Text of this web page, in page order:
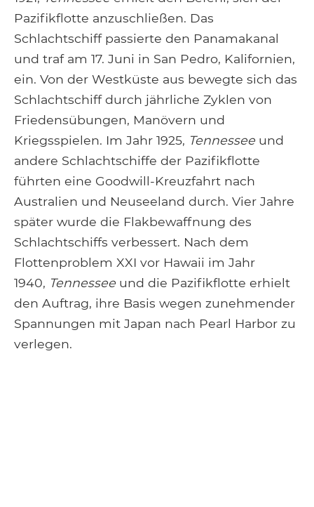
Pazifikflotte anzuschließen. Das
Schlachtschiff passierte den Panamakanal
und traf am 17. Juni in San Pedro, Kalifornien,
ein. Von der Westküste aus bewegte sich das
Schlachtschiff durch jährliche Zyklen von
Friedensübungen, Manövern und
Kriegsspielen. Im Jahr 1925, Tennessee und
andere Schlachtschiffe der Pazifikflotte
führten eine Goodwill-Kreuzfahrt nach
Australien und Neuseeland durch. Vier Jahre
später wurde die Flakbewaffnung des
Schlachtschiffs verbessert. Nach dem
Flottenproblem XXI vor Hawaii im Jahr
1940, Tennessee und die Pazifikflotte erhielt
den Auftrag, ihre Basis wegen zunehmender
Spannungen mit Japan nach Pearl Harbor zu
verlegen.